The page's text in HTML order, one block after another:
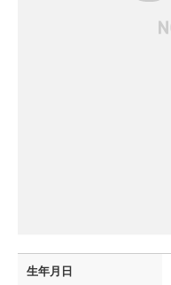
生年月日